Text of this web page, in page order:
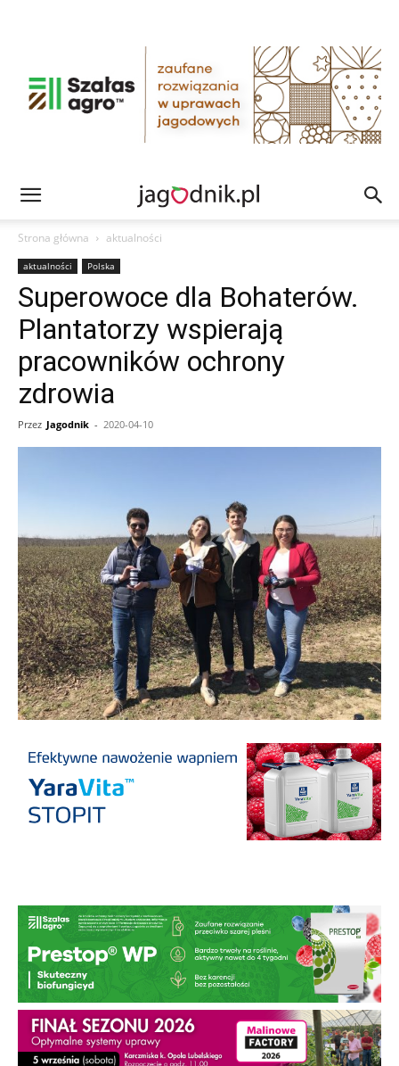
Strona główna aktualności
aktualności Polska
Superowoce dla Bohaterów.
Plantatorzy wspierają
pracowników ochrony
zdrowia
Przez Jagodnik - 2020-04-10